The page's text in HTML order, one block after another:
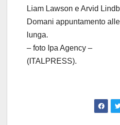
Liam Lawson e Arvid
Domani appuntamento
lunga.
– foto Ipa Agency –
(ITALPRESS).